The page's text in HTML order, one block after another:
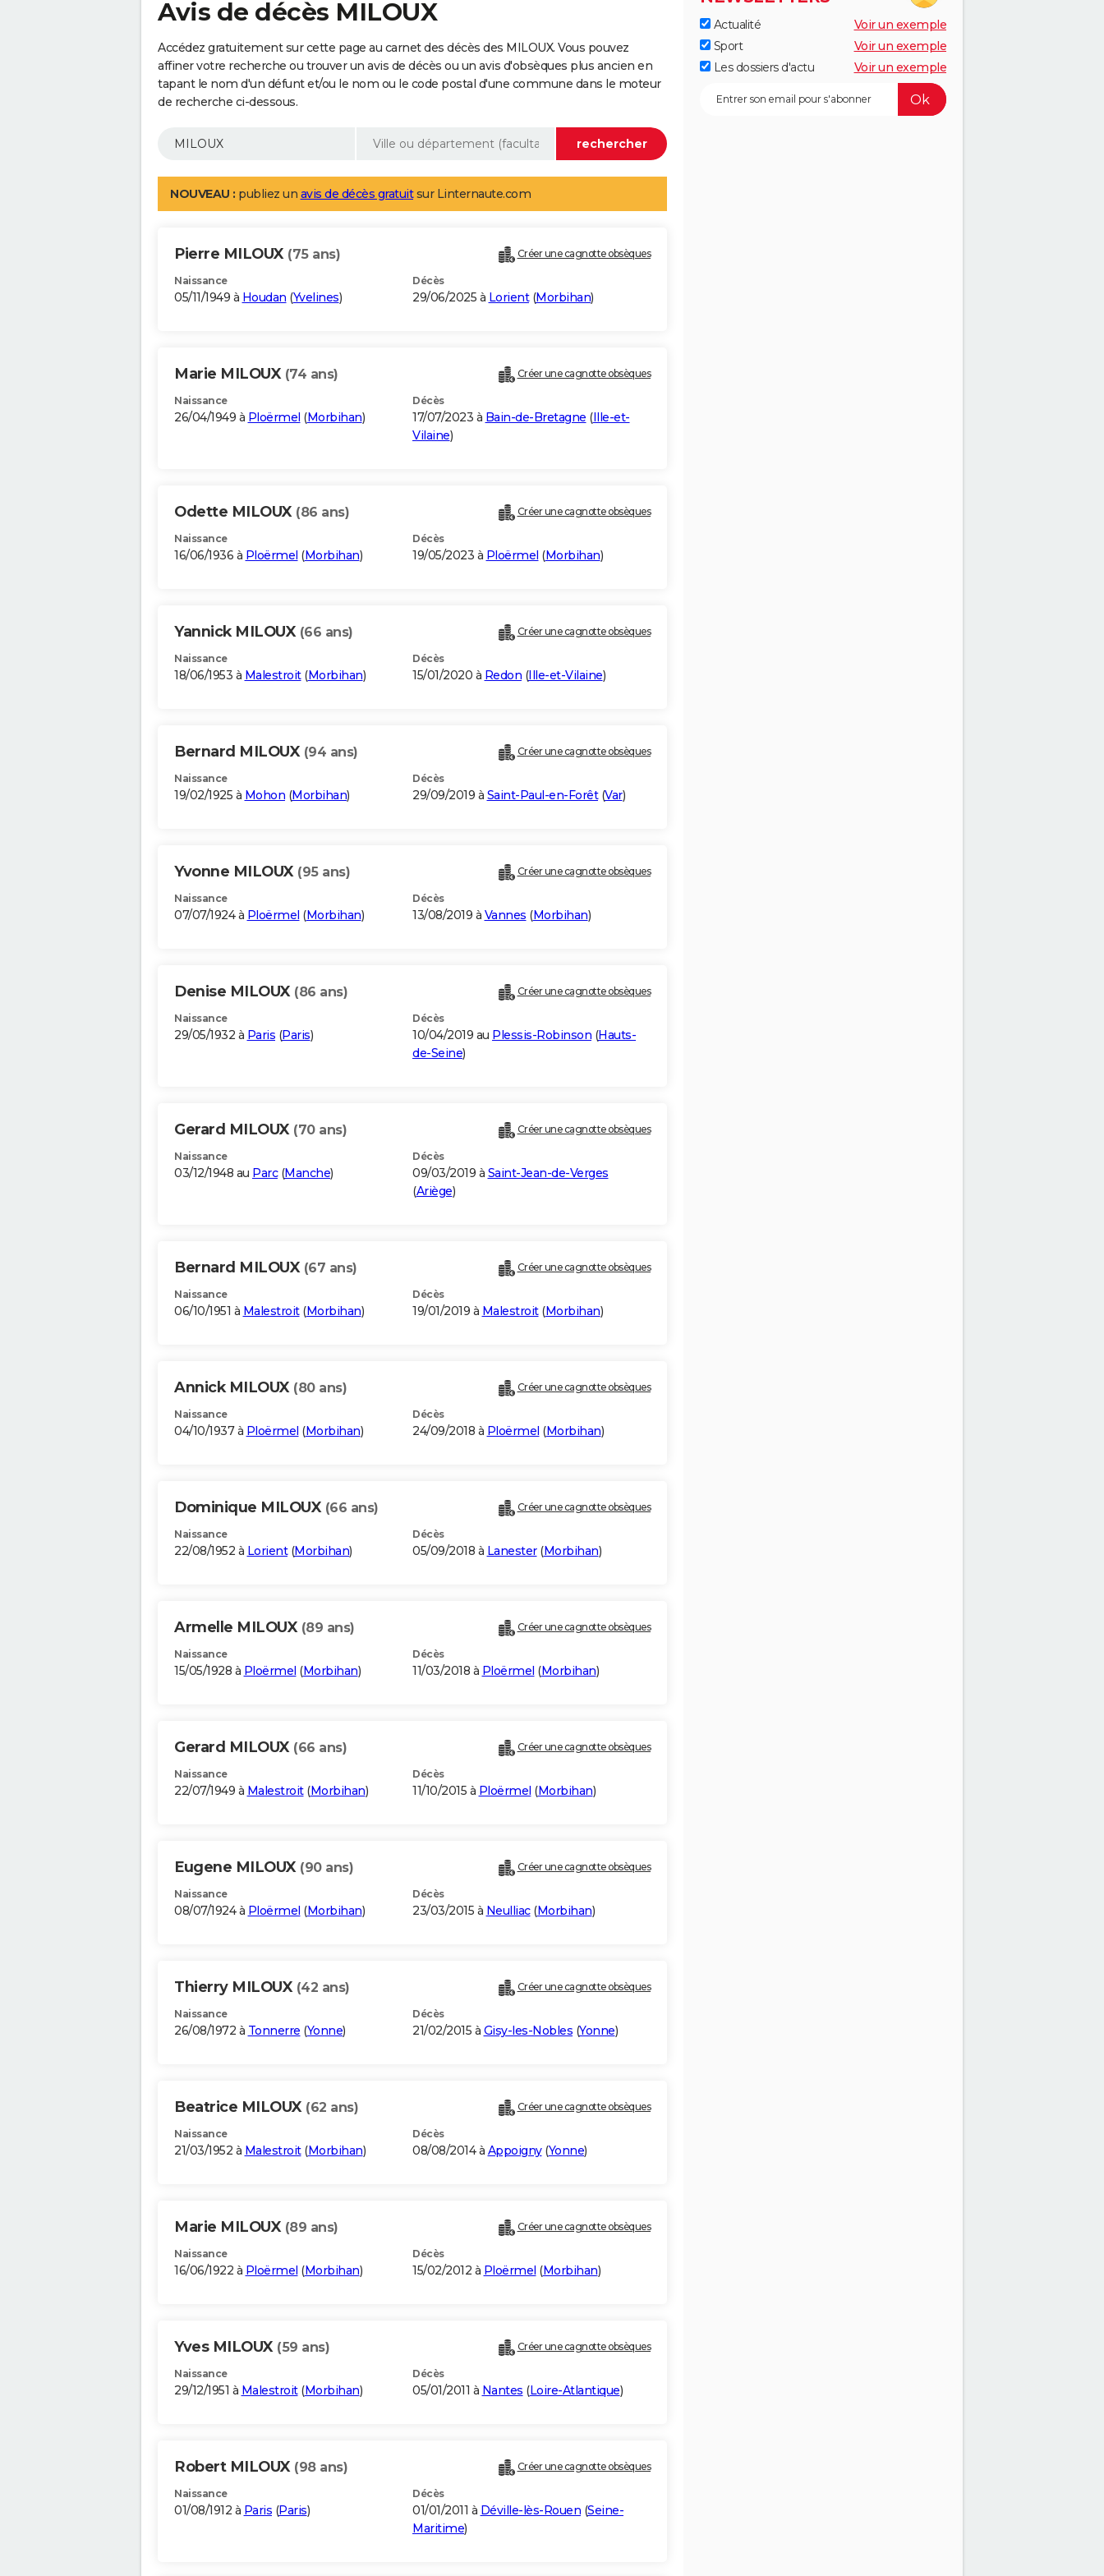
Avis de décès MILOUX
Accédez gratuitement sur cette page au carnet des décès des MILOUX. Vous pouvez
affiner votre recherche ou trouver un avis de décès ou un avis d'obsèques plus ancien en
tapant le nom d'un défunt et/ou le nom ou le code postal d'une commune dans le moteur
de recherche ci-dessous.
NOUVEAU : publiez un avis de décès gratuitsur Linternaute.com
Pierre MILOUX (75 ans) Créer une cagnotte obsèques
Naissance
05/11/1949 à Houdan (Yvelines)
Décès
29/06/2025 à Lorient(Morbihan)
Marie MILOUX (74 ans) Créer une cagnotte obsèques
Naissance
26/04/1949 à Ploërmel (Morbihan)
Décès
17/07/2023 à Bain-de-Bretagne (Ille-et-
Vilaine)
Odette MILOUX (86 ans) Créer une cagnotte obsèques
Naissance
16/06/1936 à Ploërmel (Morbihan)
Décès
19/05/2023 à Ploërmel (Morbihan)
Yannick MILOUX (66 ans) Créer une cagnotte obsèques
Naissance
18/06/1953 à Malestroit(Morbihan)
Décès
15/01/2020 à Redon (Ille-et-Vilaine)
Bernard MILOUX (94 ans) Créer une cagnotte obsèques
Naissance
19/02/1925 à Mohon (Morbihan)
Décès
29/09/2019 à Saint-Paul-en-Forêt(Var)
Yvonne MILOUX (95 ans) Créer une cagnotte obsèques
Naissance
07/07/1924 à Ploërmel (Morbihan)
Décès
13/08/2019 à Vannes (Morbihan)
Denise MILOUX (86 ans) Créer une cagnotte obsèques
Naissance
29/05/1932 à Paris (Paris)
Décès
10/04/2019 au Plessis-Robinson (Hauts-
de-Seine)
Gerard MILOUX (70 ans) Créer une cagnotte obsèques
Naissance
03/12/1948 au Parc(Manche)
Décès
09/03/2019 à Saint-Jean-de-Verges
(Ariège)
Bernard MILOUX (67 ans) Créer une cagnotte obsèques
Naissance
06/10/1951 à Malestroit(Morbihan)
Décès
19/01/2019 à Malestroit(Morbihan)
Annick MILOUX (80 ans) Créer une cagnotte obsèques
Naissance
04/10/1937 à Ploërmel (Morbihan)
Décès
24/09/2018 à Ploërmel (Morbihan)
Dominique MILOUX (66 ans) Créer une cagnotte obsèques
Naissance
22/08/1952 à Lorient(Morbihan)
Décès
05/09/2018 à Lanester(Morbihan)
Armelle MILOUX (89 ans) Créer une cagnotte obsèques
Naissance
15/05/1928 à Ploërmel (Morbihan)
Décès
11/03/2018 à Ploërmel (Morbihan)
Gerard MILOUX (66 ans) Créer une cagnotte obsèques
Naissance
22/07/1949 à Malestroit(Morbihan)
Décès
11/10/2015 à Ploërmel (Morbihan)
Eugene MILOUX (90 ans) Créer une cagnotte obsèques
Naissance
08/07/1924 à Ploërmel (Morbihan)
Décès
23/03/2015 à Neulliac(Morbihan)
Thierry MILOUX (42 ans) Créer une cagnotte obsèques
Naissance
26/08/1972 à Tonnerre (Yonne)
Décès
21/02/2015 à Gisy-les-Nobles (Yonne)
Beatrice MILOUX (62 ans) Créer une cagnotte obsèques
Naissance
21/03/1952 à Malestroit(Morbihan)
Décès
08/08/2014 à Appoigny(Yonne)
Marie MILOUX (89 ans) Créer une cagnotte obsèques
Naissance
16/06/1922 à Ploërmel (Morbihan)
Décès
15/02/2012 à Ploërmel (Morbihan)
Yves MILOUX (59 ans) Créer une cagnotte obsèques
Naissance
29/12/1951 à Malestroit(Morbihan)
Décès
05/01/2011 à Nantes (Loire-Atlantique)
Robert MILOUX (98 ans) Créer une cagnotte obsèques
Naissance
01/08/1912 à Paris (Paris)
Décès
01/01/2011 à Déville-lès-Rouen (Seine-
Maritime)
Actualité
Voir un exemple
Sport
Voir un exemple
Les dossiers d'actu
Voir un exemple